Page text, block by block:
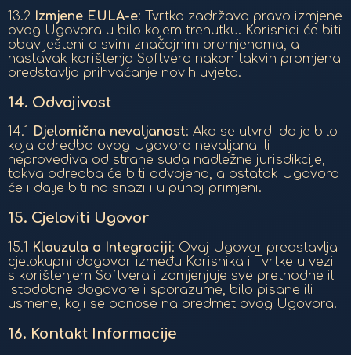
13.2 Izmjene EULA-e: Tvrtka zadržava pravo izmjene
ovog Ugovora u bilo kojem trenutku. Korisnici će biti
obaviješteni o svim značajnim promjenama, a
nastavak korištenja Softvera nakon takvih promjena
predstavlja prihvaćanje novih uvjeta.
14. Odvojivost
14.1 Djelomična nevaljanost: Ako se utvrdi da je bilo
koja odredba ovog Ugovora nevaljana ili
neprovediva od strane suda nadležne jurisdikcije,
takva odredba će biti odvojena, a ostatak Ugovora
će i dalje biti na snazi i u punoj primjeni.
15. Cjeloviti Ugovor
15.1 Klauzula o Integraciji: Ovaj Ugovor predstavlja
cjelokupni dogovor između Korisnika i Tvrtke u vezi
s korištenjem Softvera i zamjenjuje sve prethodne ili
istodobne dogovore i sporazume, bilo pisane ili
usmene, koji se odnose na predmet ovog Ugovora.
16. Kontakt Informacije